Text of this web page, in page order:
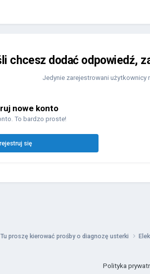
chcesz dodać odpowiedź,
Jedynie zarejestrowani
nowe konto
To bardzo proste!
się
proszę kierować prośby o diagnozę usterki
Polityka